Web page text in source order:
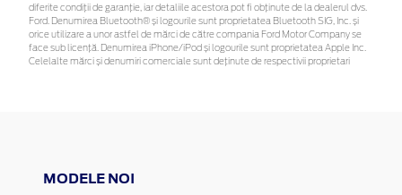
diferite condiții de garanție, iar detaliile acestora pot fi obținute de la dealerul dvs.
Ford. Denumirea Bluetooth® și logourile sunt proprietatea Bluetooth SIG, Inc. și
orice utilizare a unor astfel de mărci de către compania Ford Motor Company se
face sub licență. Denumirea iPhone/iPod și logourile sunt proprietatea Apple Inc.
Celelalte mărci și denumiri comerciale sunt deținute de respectivii proprietari
MODELE NOI